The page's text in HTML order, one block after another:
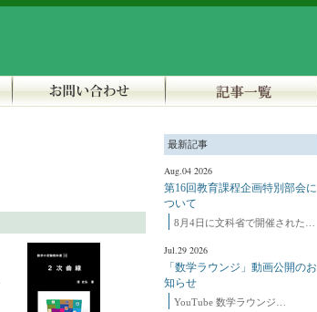
最新記事
Aug.04 2026
第16回教育課程企画特別部会に
ついて
8月4日に文科省で開催された…
Jul.29 2026
「数学ラウンジ」動画公開のお
知らせ
YouTube 数学ラウンジ…